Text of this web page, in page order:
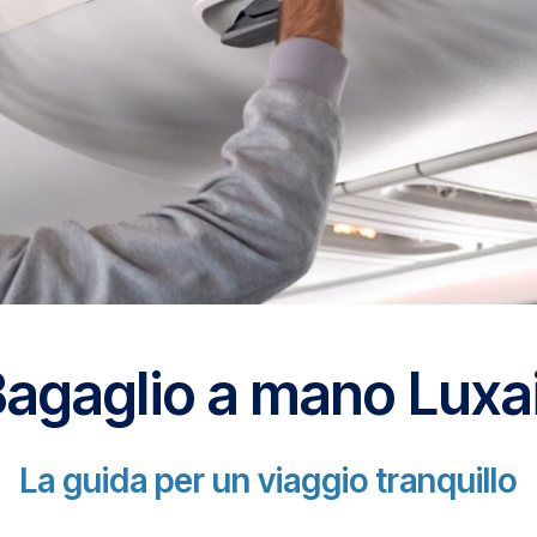
a mano
La guida per un viaggio tranquillo